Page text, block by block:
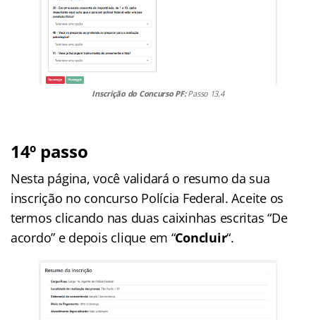
Inscrição do Concurso PF:Passo 13.4
14º passo
Nesta página, você validará o resumo da sua
inscrição no concurso Polícia Federal. Aceite os
termos clicando nas duas caixinhas escritas “De
acordo” e depois clique em “Concluir“.